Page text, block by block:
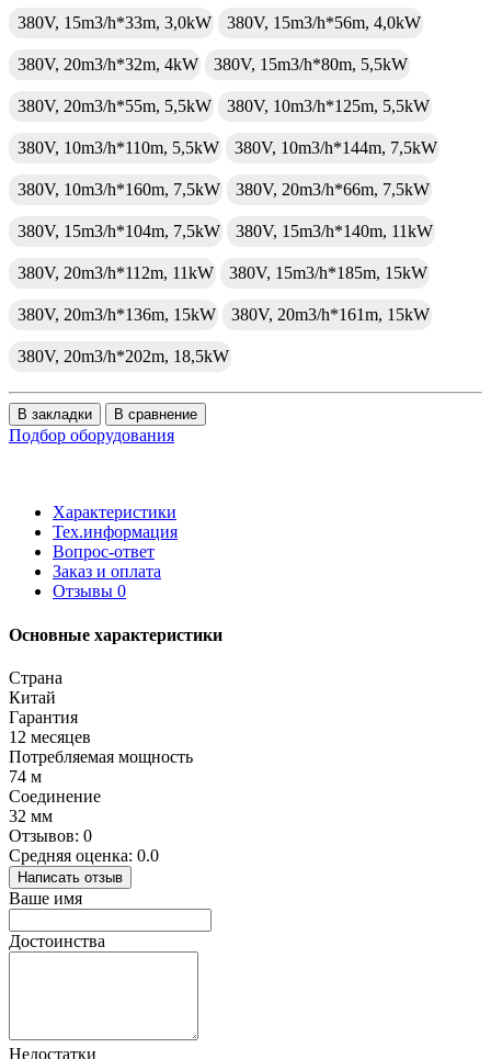
380V, 15m3/h*33m, 3,0kW 380V, 15m3/h*56m, 4,0kW
380V, 20m3/h*32m, 4kW 380V, 15m3/h*80m, 5,5kW
380V, 20m3/h*55m, 5,5kW 380V, 10m3/h*125m, 5,5kW
380V, 10m3/h*110m, 5,5kW 380V, 10m3/h*144m, 7,5kW
380V, 10m3/h*160m, 7,5kW 380V, 20m3/h*66m, 7,5kW
380V, 15m3/h*104m, 7,5kW 380V, 15m3/h*140m, 11kW
380V, 20m3/h*112m, 11kW 380V, 15m3/h*185m, 15kW
380V, 20m3/h*136m, 15kW 380V, 20m3/h*161m, 15kW
380V, 20m3/h*202m, 18,5kW
В закладки В сравнение
Подбор оборудования
Характеристики
Тех.информация
Вопрос-ответ
Заказ и оплата
Отзывы 0
Основные характеристики
Страна
Китай
Гарантия
12 месяцев
Потребляемая мощность
74 м
Соединение
32 мм
Отзывов: 0
Средняя оценка: 0.0
Написать отзыв
Ваше имя
Достоинства
Недостатки